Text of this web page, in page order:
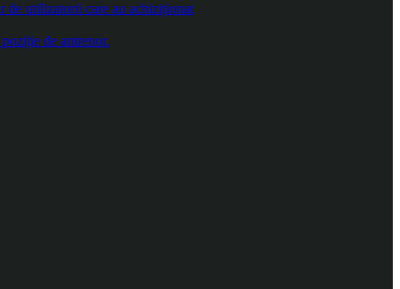
de utilizatorii care au achiziționat
de antrenor.